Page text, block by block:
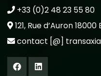
+33 (0)2 48 23 55 80
121, Rue d’Auron
contact [@]